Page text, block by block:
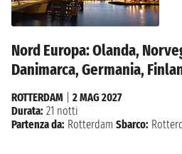
Nord Europa: Olanda,
Danimarca, Germania,
ROTTERDAM
2 MAG 2027
Durata: 21 notti
Partenza da: Rotterdam Sbarco: